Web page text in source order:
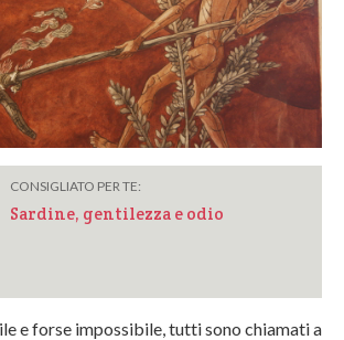
CONSIGLIATO PER TE:
Sardine, gentilezza e odio
e forse impossibile, tutti sono chiamati a